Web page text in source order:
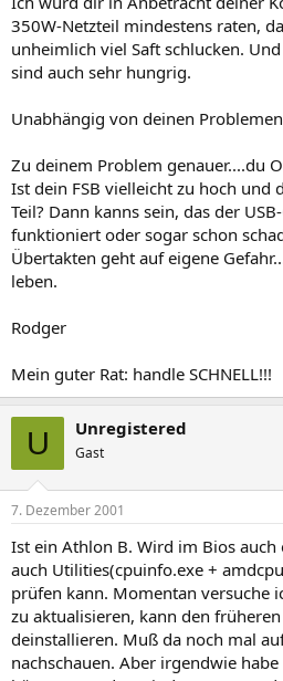
350W-Netzteil mindestens raten,
unheimlich viel Saft schlucken.
sind auch sehr hungrig.
Unabhängig von deinen
Zu deinem Problem genauer....du
Ist dein FSB vielleicht zu hoch und
Teil? Dann kanns sein, das der
funktioniert oder sogar schon
Übertakten geht auf eigene
leben.
Rodger
Mein guter Rat: handle SCHNELL!!!
U Unregistered
Gast
7. Dezember 2001
Ist ein Athlon B. Wird im Bios
auch Utilities(cpuinfo.exe +
prüfen kann. Momentan versuche
zu aktualisieren, kann den
deinstallieren. Muß da noch mal
nachschauen. Aber irgendwie